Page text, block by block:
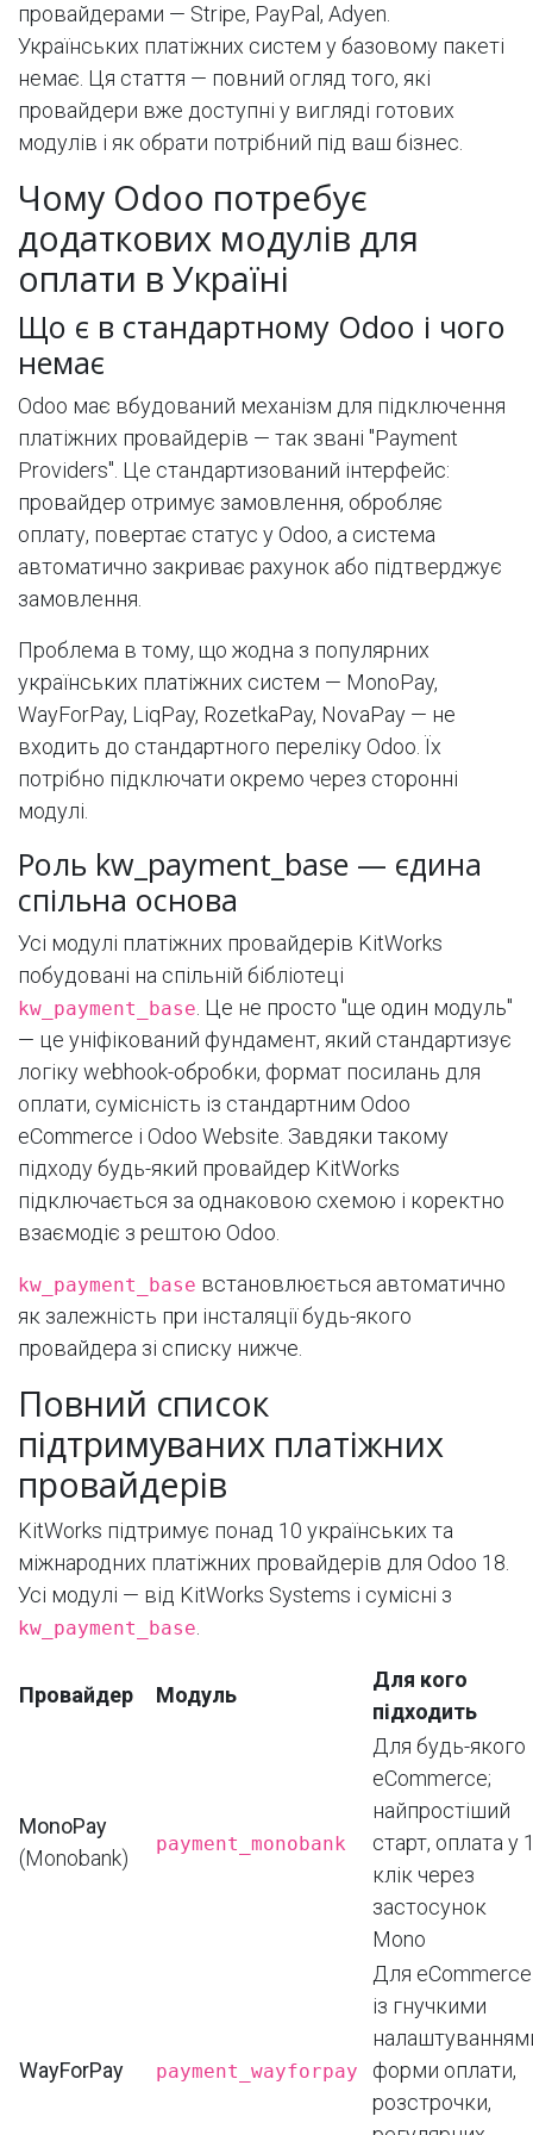
провайдерами — Stripe, PayPal, Adyen.
Українських платіжних систем у базовому пакеті
немає. Ця стаття — повний огляд того, які
провайдери вже доступні у вигляді готових
модулів і як обрати потрібний під ваш бізнес.
Чому Odoo потребує
додаткових модулів для
оплати в Україні
Що є в стандартному Odoo і чого
немає
Odoo має вбудований механізм для підключення
платіжних провайдерів — так звані "Payment
Providers". Це стандартизований інтерфейс:
провайдер отримує замовлення, обробляє
оплату, повертає статус у Odoo, а система
автоматично закриває рахунок або підтверджує
замовлення.
Проблема в тому, що жодна з популярних
українських платіжних систем — MonoPay,
WayForPay, LiqPay, RozetkaPay, NovaPay — не
входить до стандартного переліку Odoo. Їх
потрібно підключати окремо через сторонні
модулі.
Роль kw_payment_base — єдина
спільна основа
Усі модулі платіжних провайдерів KitWorks
побудовані на спільній бібліотеці
kw_payment_base . Це не просто "ще один модуль"
— це уніфікований фундамент, який стандартизує
логіку webhook-обробки, формат посилань для
оплати, сумісність із стандартним Odoo
eCommerce і Odoo Website. Завдяки такому
підходу будь-який провайдер KitWorks
підключається за однаковою схемою і коректно
взаємодіє з рештою Odoo.
kw_payment_base встановлюється автоматично
як залежність при інсталяції будь-якого
провайдера зі списку нижче.
Повний список
підтримуваних платіжних
провайдерів
KitWorks підтримує понад 10 українських та
міжнародних платіжних провайдерів для Odoo 18.
Усі модулі — від KitWorks Systems і сумісні з
kw_payment_base
Провайдер Модуль
Для кого
підходить
MonoPay
(Monobank)
payment_monobank
Для будь-якого
eCommerce;
найпростіший
старт, оплата у
клік через
застосунок
Mono
WayForPay payment_wayforpay
Для eCommerce
із гнучкими
форми оплати,
розстрочки,